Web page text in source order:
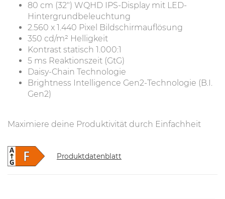
80 cm (32") WQHD IPS-Display mit LED-
Hintergrundbeleuchtung
2.560 x 1.440 Pixel Bildschirmauflösung
350 cd/m² Helligkeit
Kontrast statisch 1.000:1
5 ms Reaktionszeit (GtG)
Daisy-Chain Technologie
Brightness Intelligence Gen2-Technologie (B.I.
Gen2)
Maximiere deine Produktivität durch Einfachheit
Produktdatenblatt